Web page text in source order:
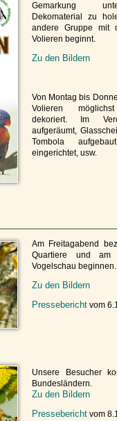
Gemarkung
Dekomaterial zu
andere Gruppe mit
Volieren beginnt.
Zu den Bildern
Von Montag bis
Volieren
dekoriert. Im
aufgeräumt,
Tombola
eingerichtet, usw.
Am Freitagabend
Quartiere und am
Vogelschau beginnen.
Zu den Bildern
Pressebericht vom
Unsere Besucher
Bundesländern.
Zu den Bildern
Pressebericht vom